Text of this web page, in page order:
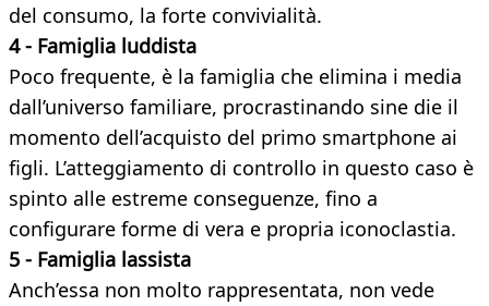
del consumo, la forte convivialità.
4 - Famiglia luddista
Poco frequente, è la famiglia che elimina i media
dall’universo familiare, procrastinando sine die il
momento dell’acquisto del primo smartphone ai
figli. L’atteggiamento di controllo in questo caso è
spinto alle estreme conseguenze, fino a
configurare forme di vera e propria iconoclastia.
5 - Famiglia lassista
Anch’essa non molto rappresentata, non vede